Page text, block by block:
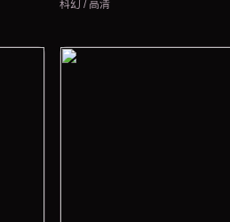
科幻 / 高清